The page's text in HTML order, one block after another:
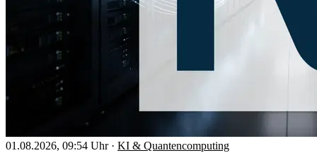
01.08.2026, 09:54 Uhr · KI & Quantencomputing